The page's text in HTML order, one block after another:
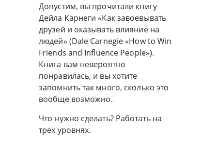
Допустим, вы прочитали книгу
Дейла Карнеги «Как завоевывать
друзей и оказывать влияние на
людей» (Dale Carnegie «How to Win
Friends and Influence People»).
Книга вам невероятно
понравилась, и вы хотите
запомнить так много, сколько это
вообще возможно.
Что нужно сделать? Работать на
трех уровнях.